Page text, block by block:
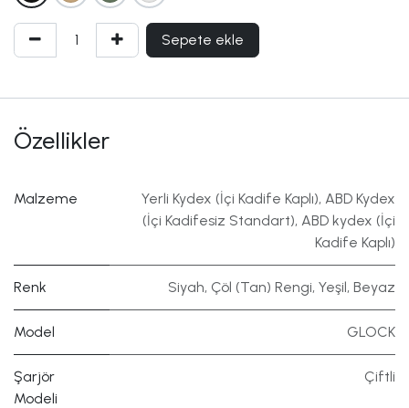
Sepete ekle
Özellikler
Malzeme Yerli Kydex (İçi Kadife Kaplı), ABD Kydex
(İçi Kadifesiz Standart), ABD kydex (İçi
Kadife Kaplı)
Renk Siyah, Çöl (Tan) Rengi, Yeşil, Beyaz
Model GLOCK
Şarjör
Modeli
Çiftli